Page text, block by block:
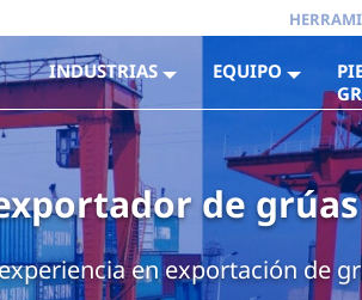
INDUSTRIAS EQUIPO
de grúas
en exportación de